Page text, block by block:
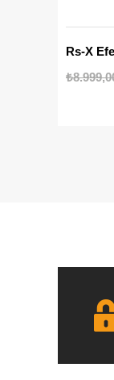
Rs-X